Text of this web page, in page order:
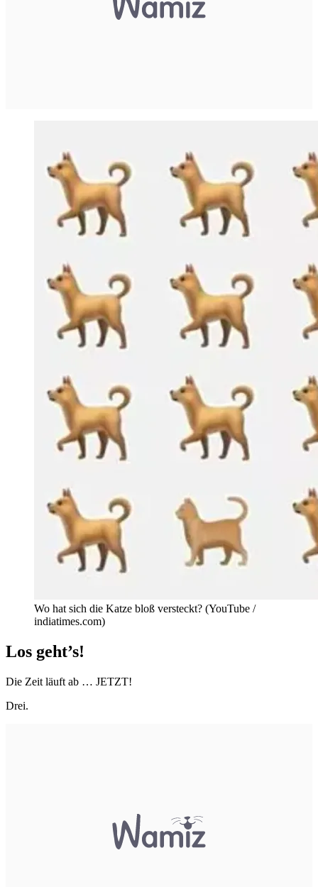
Wo hat sich die Katze bloß versteckt? (YouTube /
indiatimes.com)
Los geht’s!
Die Zeit läuft ab … JETZT!
Drei.